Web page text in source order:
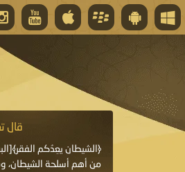
باب العطايا التي
قال
من أهم أسلحة الشيطان،